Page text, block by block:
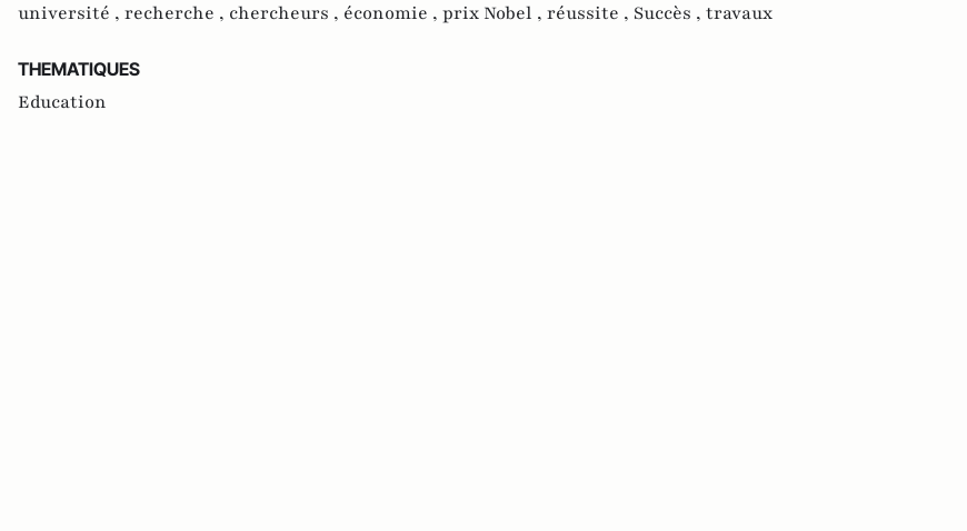
université , recherche , chercheurs , économie , prix Nobel , réussite , Succès , travaux
THEMATIQUES
Education